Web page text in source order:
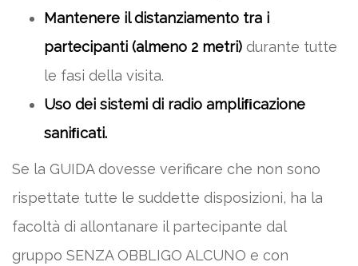
Mantenere il distanziamento tra i
partecipanti (almeno 2 metri) durante tutte
le fasi della visita.
Uso dei sistemi di radio ampliﬁcazione
saniﬁcati.
Se la GUIDA dovesse verificare che non sono
rispettate tutte le suddette disposizioni, ha la
facoltà di allontanare il partecipante dal
gruppo SENZA OBBLIGO ALCUNO e con